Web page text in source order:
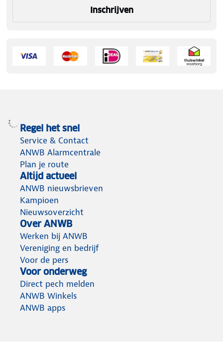
Inschrijven
Regel het snel
Service & Contact
ANWB Alarmcentrale
Plan je route
Altijd actueel
ANWB nieuwsbrieven
Kampioen
Nieuwsoverzicht
Over ANWB
Werken bij ANWB
Vereniging en bedrijf
Voor de pers
Voor onderweg
Direct pech melden
ANWB Winkels
ANWB apps